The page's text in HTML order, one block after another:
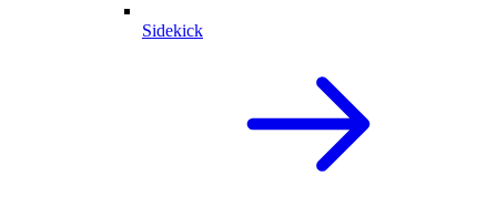
Sidekick